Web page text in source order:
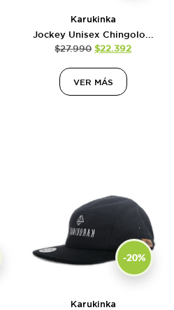
Karukinka
Jockey Unisex Chingolo...
$27.990 $22.392
VER MÁS
-20%
Karukinka